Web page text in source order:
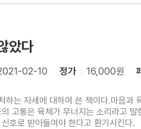
았다
02-10 정가 16,000원
하는 자세에 대하여 쓴 책이다.마음
고통은 육체가 무너지는 소리라고
호로 받아들여야 한다고 환기시킨다.